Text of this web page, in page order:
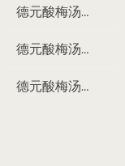
德元酸梅汤来历
德元酸梅汤制作过程
德元酸梅汤多少钱